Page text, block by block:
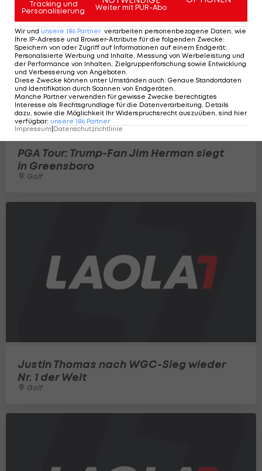
PGA Tour: Trump-Fan Jim Herman siegt
in Greensboro
Golf
Justin Thomas nach WGC-Sieg wieder
Nr. 1 der Welt
Golf
Tracking und
Personalisierung
Weiter mit PUR-Abo
Wir und unsere 186 Partner verarbeiten personenbezogene Daten, wie
Ihre IP-Adresse und Browser-Attribute für die folgenden Zwecke:
Speichern von oder Zugriff auf Informationen auf einem Endgerät;
Personalisierte Werbung und Inhalte, Messung von Werbeleistung und
der Performance von Inhalten, Zielgruppenforschung sowie Entwicklung
und Verbesserung von Angeboten.
Diese Zwecke können unter Umständen auch: Genaue Standortdaten
und Identifikation durch Scannen von Endgeräten.
Manche Partner verwenden für gewisse Zwecke berechtigtes
Interesse als Rechtsgrundlage für die Datenverarbeitung. Details
dazu, sowie die Möglichkeit Ihr Widerspruchsrecht auszuüben, sind hier
verfügbar: unsere 186 Partner
Impressum Datenschutzrichtlinie